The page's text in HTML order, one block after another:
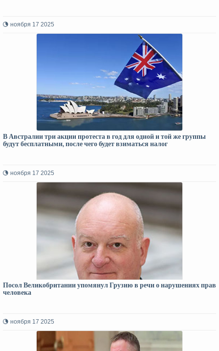
ноября 17 2025
В Австралии три акции протеста в год для одной и той же группы
будут бесплатными, после чего будет взиматься налог
ноября 17 2025
Посол Великобритании упомянул Грузию в речи о нарушениях прав
человека
ноября 17 2025